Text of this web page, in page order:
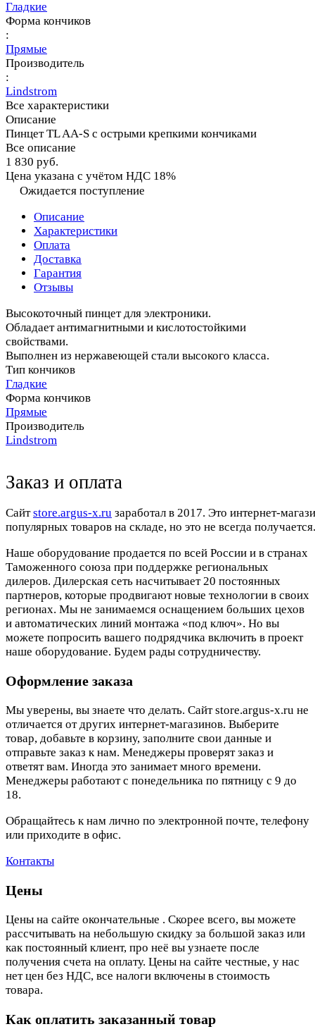
Гладкие
Форма кончиков
:
Прямые
Производитель
:
Lindstrom
Все характеристики
Описание
Пинцет TL AA-S с острыми крепкими кончиками
Все описание
1 830 руб.
Цена указана с учётом НДС 18%
Ожидается поступление
Описание
Характеристики
Оплата
Доставка
Гарантия
Отзывы
Высокоточный пинцет для электроники.
Обладает антимагнитными и кислотостойкими
свойствами.
Выполнен из нержавеющей стали высокого класса.
Тип кончиков
Гладкие
Форма кончиков
Прямые
Производитель
Lindstrom
Заказ и оплата
Cайтstore.argus-x.ru заработал в 2017. Это интернет-
популярных товаров на складе, но это не всегда
Наше оборудование продается по всей России и в странах
Таможенного союза при поддержке региональных
дилеров. Дилерская сеть насчитывает 20 постоянных
партнеров, которые продвигают новые технологии в своих
регионах. Мы не занимаемся оснащением больших цехов
и автоматических линий монтажа «под ключ». Но вы
можете попросить вашего подрядчика включить в проект
наше оборудование. Будем рады сотрудничеству.
Оформление заказа
Мы уверены, вы знаете что делать. Сайт store.argus-x.ru не
отличается от других интернет-магазинов. Выберите
товар, добавьте в корзину, заполните свои данные и
отправьте заказ к нам. Менеджеры проверят заказ и
ответят вам. Иногда это занимает много времени.
Менеджеры работают с понедельника по пятницу с 9 до
18.
Обращайтесь к нам лично по электронной почте, телефону
или приходите в офис.
Контакты
Цены
Цены на сайте окончательные . Скорее всего, вы можете
рассчитывать на небольшую скидку за большой заказ или
как постоянный клиент, про неё вы узнаете после
получения счета на оплату. Цены на сайте честные, у нас
нет цен без НДС, все налоги включены в стоимость
товара.
Как оплатить заказанный товар